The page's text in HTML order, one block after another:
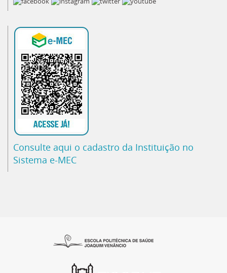
Consulte aqui o cadastro da Instituição no
Sistema e-MEC